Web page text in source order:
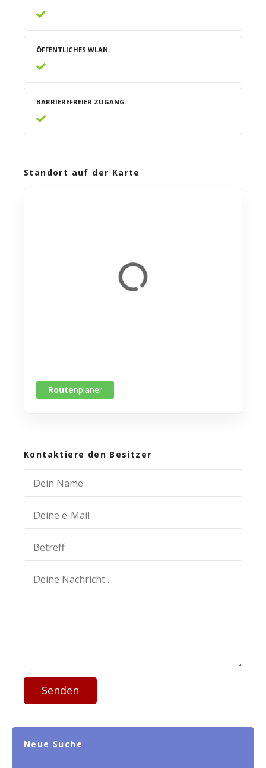
ÖFFENTLICHES WLAN
BARRIEREFREIER ZUGANG
Standort auf der Karte
Routenplaner
Kontaktiere den Besitzer
Senden
Neue Suche